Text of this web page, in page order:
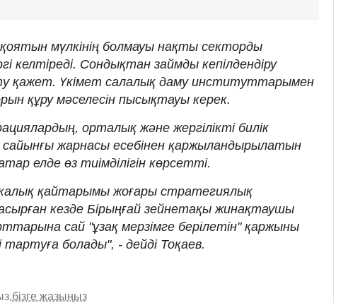
қоятын мүлкінің болмауы нақты секторды
келтіреді. Сондықтан займды кепілдендіру
қажет. Үкімет салалық даму институттарымен
құру мәселесін пысықтауы керек.
орталық және жергілікті билік
жарнасы есебінен қаржыландырылатын
елде өз тиімділігін көрсетті.
қайтарымы жоғары стратегиялық
кезде Бірыңғай зейнетақы жинақтаушы
сай "ұзақ мерзімге берілетін" қаржыны
тартуға болады", - дейді Тоқаев.
бізге жазыңыз